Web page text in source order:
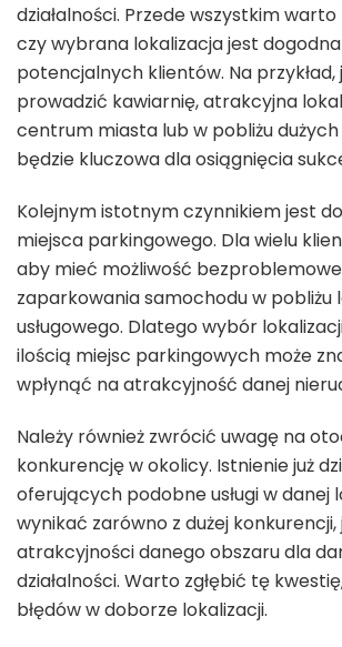
działalności. Przede wszystkim
czy wybrana lokalizacja jest
potencjalnych klientów. Na przykład,
prowadzić kawiarnię, atrakcyjna
centrum miasta lub w pobliżu
będzie kluczowa dla osiągnięcia
Kolejnym istotnym czynnikiem jest
miejsca parkingowego. Dla wielu
aby mieć możliwość
zaparkowania samochodu w pobliżu
usługowego. Dlatego wybór
ilością miejsc parkingowych może
wpłynąć na atrakcyjność danej
Należy również zwrócić uwagę na
konkurencję w okolicy. Istnienie już
oferujących podobne usługi w danej
wynikać zarówno z dużej konkurencji,
atrakcyjności danego obszaru dla
działalności. Warto zgłębić tę
błędów w doborze lokalizacji.